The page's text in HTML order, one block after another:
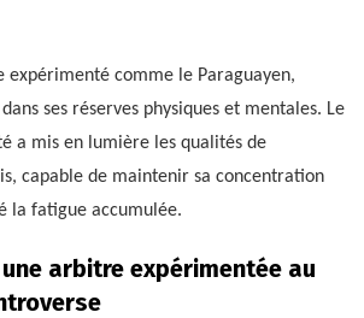
expérimenté comme le Paraguayen,
ses réserves physiques et mentales. Le
a mis en lumière les qualités de
capable de maintenir sa concentration
la fatigue accumulée.
arbitre expérimentée au